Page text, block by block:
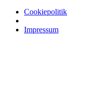
Cookiepolitik
Impressum